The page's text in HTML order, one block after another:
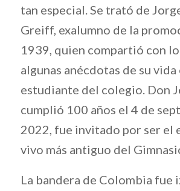
tan especial. Se trató de
Greiff, exalumno de la
1939, quien compartió con
algunas anécdotas de su vida
estudiante del colegio. Don
cumplió 100 años el 4 de
2022, fue invitado por ser el
vivo más antiguo del
La bandera de Colombia fue